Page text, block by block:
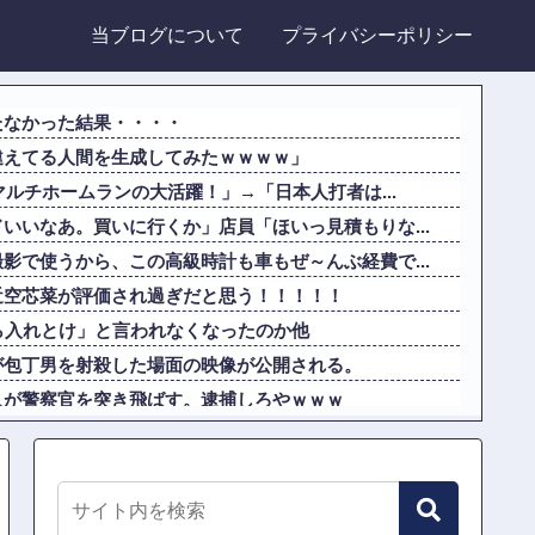
当ブログについて プライバシーポリシー
かった結果・・・・
てる人間を生成してみたｗｗｗｗ」
ルチホームランの大活躍！」→「日本人打者は...
いいなあ。買いに行くか」店員「ほいっ見積もりな...
影で使うから、この高級時計も車もぜ～んぶ経費で...
芯菜が評価され過ぎだと思う！！！！！
れとけ」と言われなくなったのか他
丁男を射殺した場面の映像が公開される。
が警察官を突き飛ばす。逮捕しろやｗｗｗ
タンプをクッションカバーにしてみた！」一風変...
何を食べても「まずい」「臭い」と文句連発！不快...